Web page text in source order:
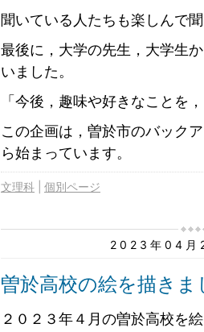
聞いている人たちも楽しんで
最後に，大学の先生，大学生
いました。
「今後，趣味や好きなことを
この企画は，曽於市のバック
ら始まっています。
文理科 個別ページ
2023年04月
曽於高校の絵を描きま
２０２３年４月の曽於高校を